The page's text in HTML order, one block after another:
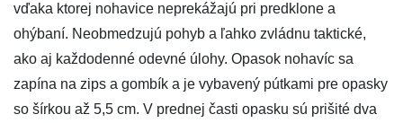
vďaka ktorej nohavice neprekážajú pri predklone a
ohýbaní. Neobmedzujú pohyb a ľahko zvládnu taktické,
ako aj každodenné odevné úlohy. Opasok nohavíc sa
zapína na zips a gombík a je vybavený pútkami pre opasky
so šírkou až 5,5 cm. V prednej časti opasku sú prišité dva